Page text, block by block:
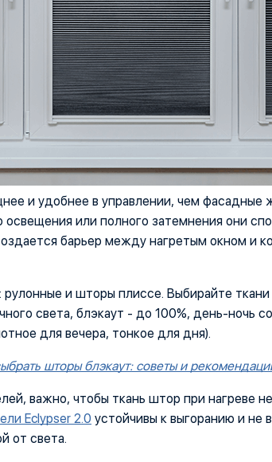
и удобнее в управлении, чем
или полного затемнения они
барьер между нагретым окном и
и шторы плиссе. Выбирайте
света, блэкаут - до 100%, день-ночь
для вечера, тонкое для дня).
шторы блэкаут: советы и
важно, чтобы ткань штор при нагреве
Eclypser 2.0 устойчивы к выгоранию и
от света.